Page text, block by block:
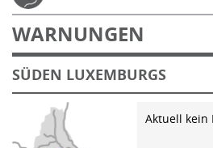
WARNUNGEN
SÜDEN LUXEMBURGS
Aktuell kein